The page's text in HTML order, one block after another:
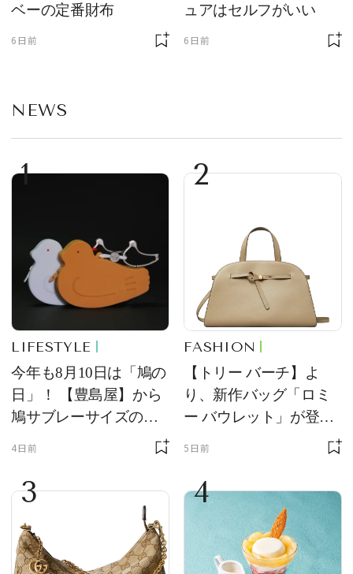
ベーの定番財布
6日前
ュアはセルフがいい
6日前
NEWS
1
LIFESTYLE
今年も8月10日は「鳩の
日」！ 【豊島屋】から
鳩サブレーサイズのポ
ーチ「はとっこ」を限
4日前
2
FASHION
【トリー バーチ】よ
り、新作バッグ「ロミ
ー バウレット」が登
場！ デザイン性と収納
5日前
3 4